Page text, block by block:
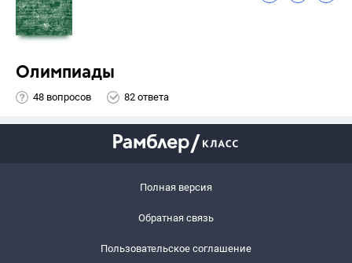
Олимпиады
48 вопросов 82 ответа
Полная версия
Обратная связь
Пользовательское соглашение